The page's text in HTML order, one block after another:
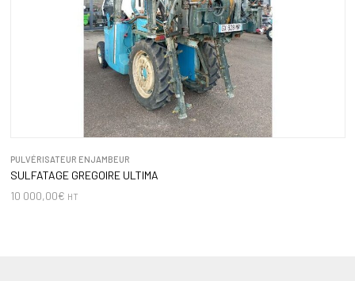
PULVÉRISATEUR ENJAMBEUR
SULFATAGE GREGOIRE ULTIMA
10 000,00€ HT